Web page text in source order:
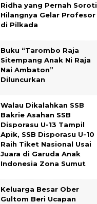
Ridha yang Pernah Soroti
Hilangnya Gelar Profesor
di Pilkada
Buku “Tarombo Raja
Sitempang Anak Ni Raja
Nai Ambaton”
Diluncurkan
Walau Dikalahkan SSB
Bakrie Asahan SSB
Disporasu U-13 Tampil
Apik, SSB Disporasu U-10
Raih Tiket Nasional Usai
Juara di Garuda Anak
Indonesia Zona Sumut
Keluarga Besar Ober
Gultom Beri Ucapan